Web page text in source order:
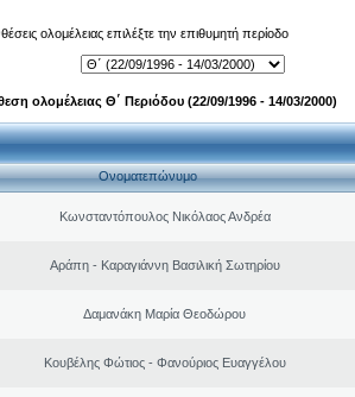
ολομέλειας επιλέξτε την επιθυμητή περίοδο
ολομέλειας Θ΄ Περιόδου (22/09/1996 - 14/03/2000)
Ονοματεπώνυμο
Κωνσταντόπουλος Νικόλαος Ανδρέα
Αράπη - Καραγιάννη Βασιλική Σωτηρίου
Δαμανάκη Μαρία Θεοδώρου
Κουβέλης Φώτιος - Φανούριος Ευαγγέλου